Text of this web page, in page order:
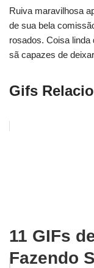
Ruiva maravilhosa
de sua bela
rosados. Coisa
sã capazes de
Gifs
11 GIFs
Fazendo